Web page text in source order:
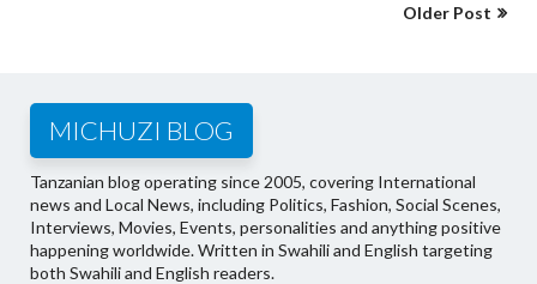
Older Post
MICHUZI BLOG
Tanzanian blog operating since 2005, covering International
news and Local News, including Politics, Fashion, Social Scenes,
Interviews, Movies, Events, personalities and anything positive
happening worldwide. Written in Swahili and English targeting
both Swahili and English readers.